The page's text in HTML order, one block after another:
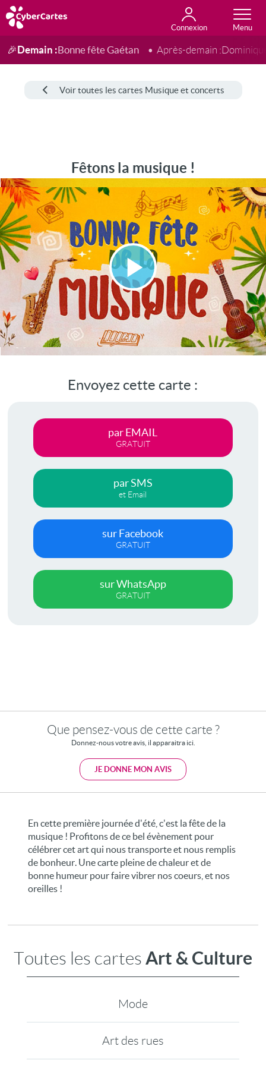
Connexion
Anniversaire
Fête du jour
Amour
Amitié
Merci
Toutes les cartes
🎉Demain :Bonne fête Gaétan Après-demain :
Voir toutes les cartes Musique et concerts
Fêtons la musique !
Lire
la
vidéo
Envoyez cette carte :
par EMAIL
GRATUIT
par SMS
et Email
sur Facebook
GRATUIT
sur WhatsApp
GRATUIT
Que pensez-vous de cette carte ?
Donnez-nous votre avis, il apparaitra ici.
JE DONNE MON AVIS
En cette première journée d'été, c'est la fête de la
musique ! Profitons de ce bel évènement pour
célébrer cet art qui nous transporte et nous remplis
de bonheur. Une carte pleine de chaleur et de
bonne humeur pour faire vibrer nos coeurs, et nos
oreilles !
Toutes les cartes Art & Culture
Mode
Art des rues